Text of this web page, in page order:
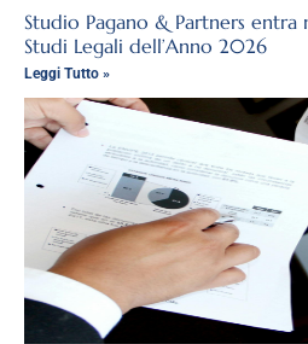
Studio Pagano & Partners entra
Studi Legali dell’Anno 2026
Leggi Tutto »